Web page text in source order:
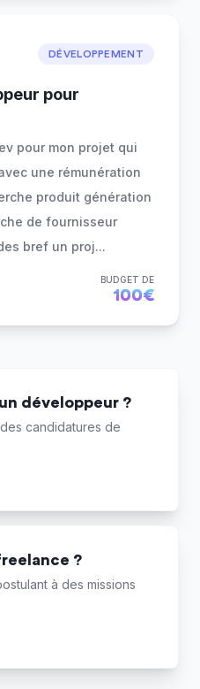
DÉVELOPPEMENT
pour
pour mon projet qui
une rémunération
produit génération
de fournisseur
bref un proj...
BUDGET DE
100€
développeur ?
candidatures de
?
à des missions